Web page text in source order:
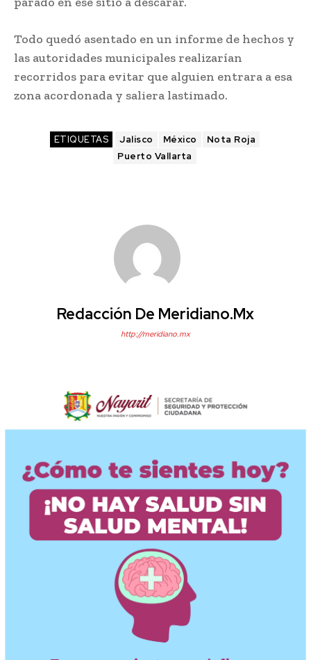
Todo quedó asentado en un informe de hechos y
las autoridades municipales realizarían
recorridos para evitar que alguien entrara a esa
zona acordonada y saliera lastimado.
ETIQUETAS Jalisco México
Nota Roja
Puerto Vallarta
Redacción De Meridiano.mx
http://meridiano.mx